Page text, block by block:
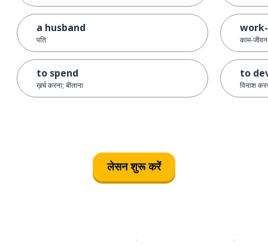
a husband
पति
to spend
ख़र्च करना; बीताना
काम-
to
विनाश
लेसन शुरू करें
इस पर डाउनलोड करें ऐप स्टोरइसे चालू